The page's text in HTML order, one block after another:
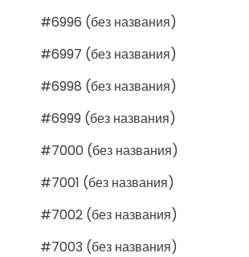
#6996 (без названия)
#6997 (без названия)
#6998 (без названия)
#6999 (без названия)
#7000 (без названия)
#7001 (без названия)
#7002 (без названия)
#7003 (без названия)